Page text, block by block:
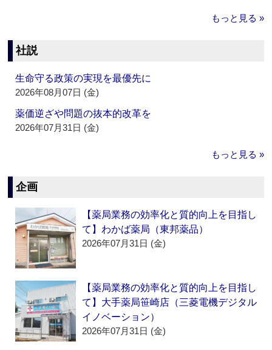
もっと見る »
社説
生命守る政策の実現を最優先に
2026年08月07日 (金)
薬価逆ざや問題の抜本的改革を
2026年07月31日 (金)
もっと見る »
企画
【薬局業務の効率化と質的向上を目指し
て】わかば薬局（東邦薬品）
2026年07月31日 (金)
【薬局業務の効率化と質的向上を目指し
て】大手薬局笹崎店（三菱電機デジタル
イノベーション）
2026年07月31日 (金)